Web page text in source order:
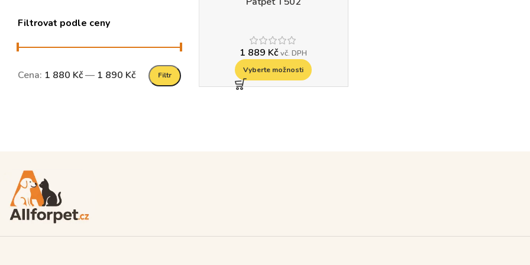
Filtrovat podle ceny
Filtr
Cena: 1 880 Kč— 1 890 Kč
1 889 Kč vč. DPH
Vyberte možnosti